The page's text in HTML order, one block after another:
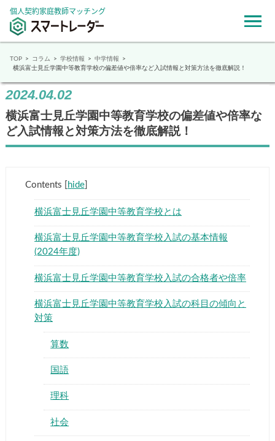
個人契約家庭教師マッチング
▶
TOP コラム 学校情報
中学情報
横浜富士見丘学園中等教育学校の偏差値や倍率など入試情報と対策方法を徹底解説！
2024.04.02
横浜富士見丘学園中等教育学校の偏差値や倍率な
ど入試情報と対策方法を徹底解説！
Contents hide]
横浜富士見丘学園中等教育学校とは
横浜富士見丘学園中等教育学校入試の基本情報
(2024年度)
横浜富士見丘学園中等教育学校入試の合格者や倍率
横浜富士見丘学園中等教育学校入試の科目の傾向と
対策
算数
国語
理科
社会